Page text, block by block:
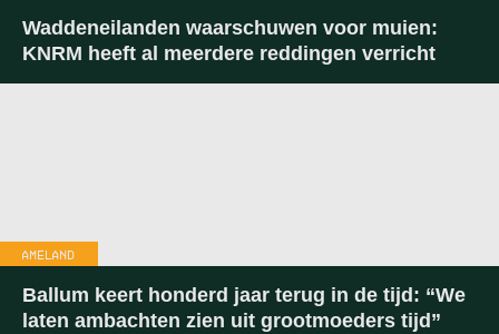
Waddeneilanden waarschuwen voor muien:
KNRM heeft al meerdere reddingen verricht
AMELAND
Ballum keert honderd jaar terug in de tijd: “We
laten ambachten zien uit grootmoeders tijd”